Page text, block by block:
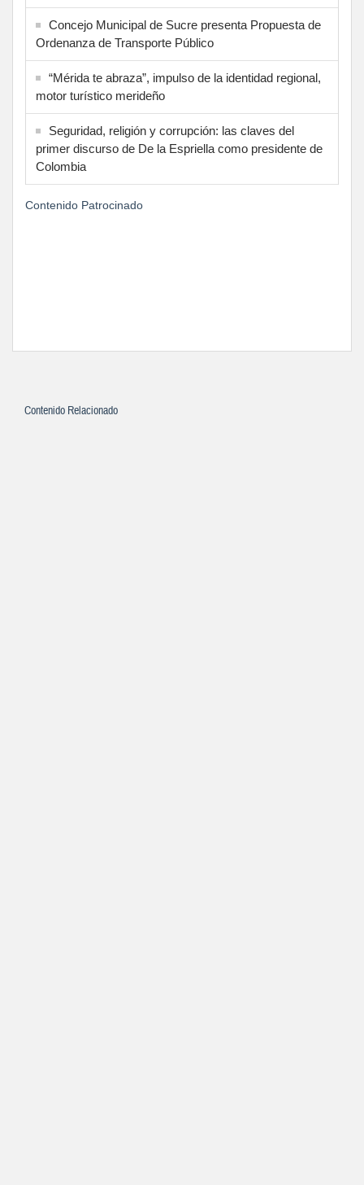
Concejo Municipal de Sucre presenta Propuesta de
Ordenanza de Transporte Público
“Mérida te abraza”, impulso de la identidad regional,
motor turístico merideño
Seguridad, religión y corrupción: las claves del
primer discurso de De la Espriella como presidente de
Colombia
Contenido Patrocinado
Contenido Relacionado